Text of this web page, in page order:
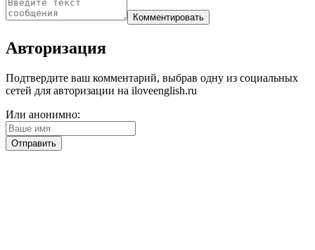
Авторизация
Подтвердите ваш комментарий, выбрав одну из социальных
сетей для авторизации на iloveenglish.ru
Или анонимно: